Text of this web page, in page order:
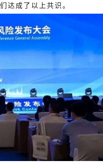
达成了以上共识。